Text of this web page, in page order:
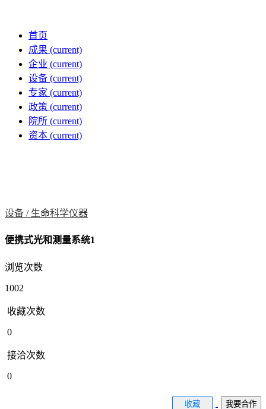
首页
成果 (current)
企业 (current)
设备 (current)
专家 (current)
政策 (current)
院所 (current)
资本 (current)
设备 / 生命科学仪器
便携式光和测量系统1
浏览次数
1002
收藏次数
0
接洽次数
0
收藏 我要合作